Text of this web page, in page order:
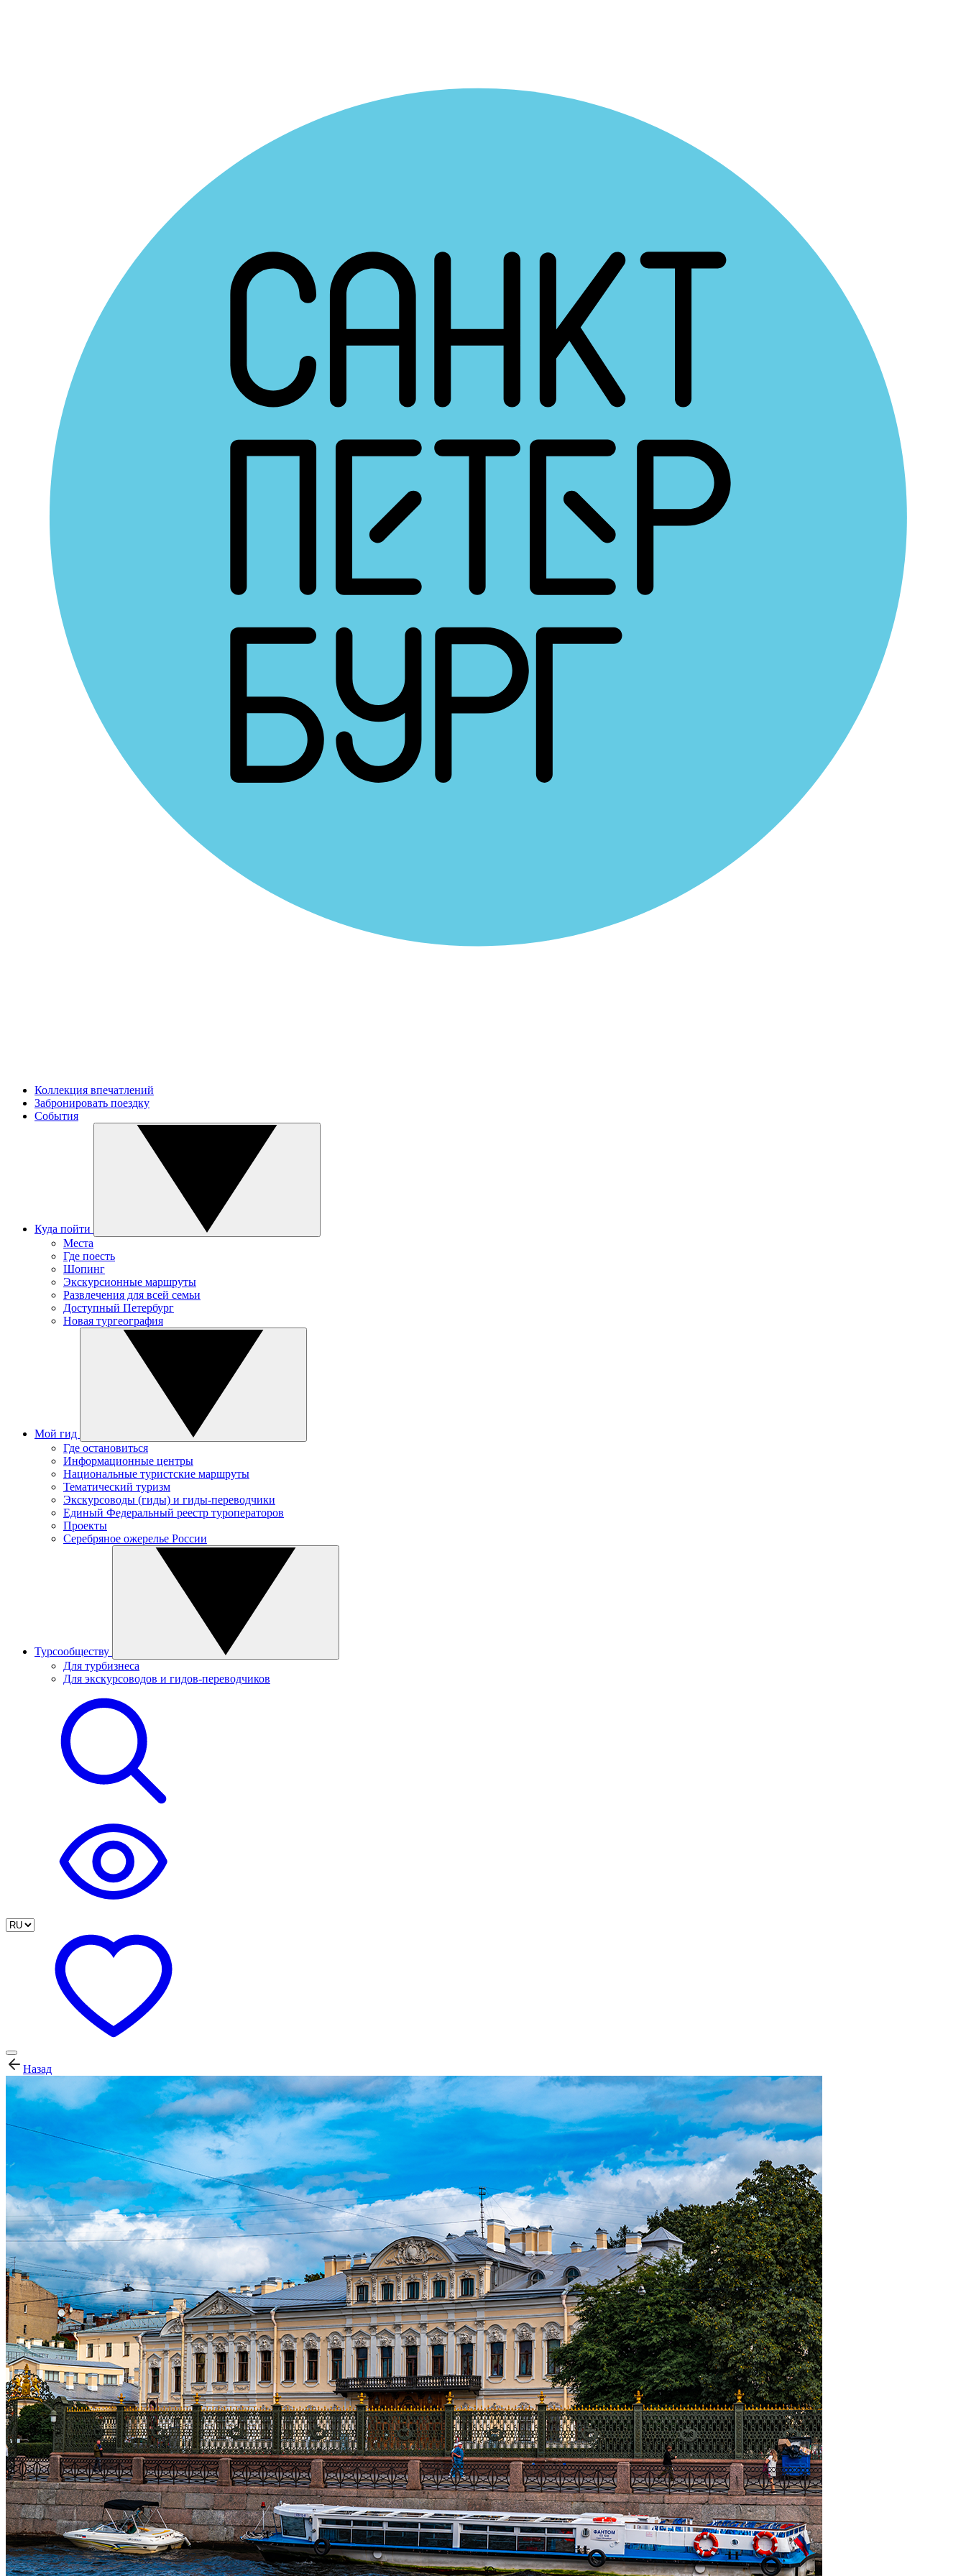
Коллекция впечатлений
Забронировать поездку
События
Куда пойти
Места
Где поесть
Шопинг
Экскурсионные маршруты
Развлечения для всей семьи
Доступный Петербург
Новая тургеография
Мой гид
Где остановиться
Информационные центры
Национальные туристские маршруты
Тематический туризм
Экскурсоводы (гиды) и гиды-переводчики
Единый Федеральный реестр туроператоров
Проекты
Серебряное ожерелье России
Турсообществу
Для турбизнеса
Для экскурсоводов и гидов-переводчиков
Назад